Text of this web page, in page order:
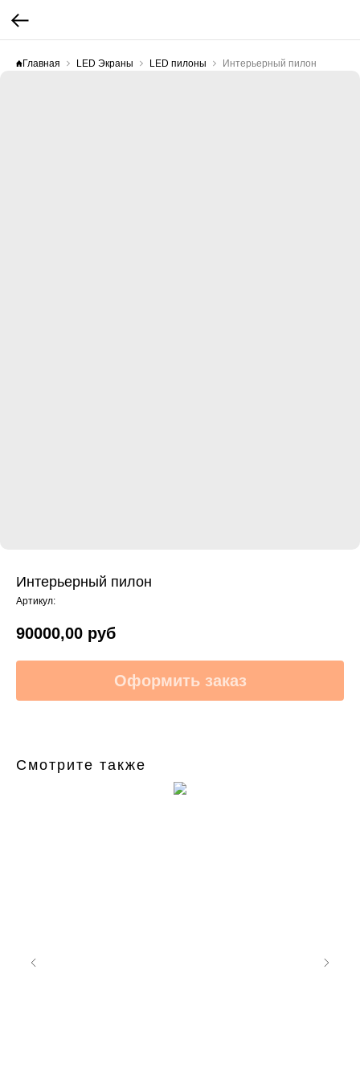
Главная LED Экраны LED пилоны Интерьерный пилон
Интерьерный пилон
Артикул:
90000,00 руб
Оформить заказ
Смотрите также